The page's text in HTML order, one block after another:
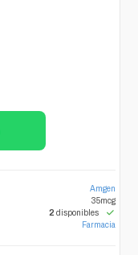
Amgen
35mcg
2 disponibles
Farmacia